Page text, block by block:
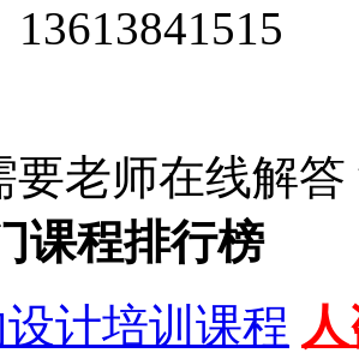
要老师在线解答
课程排行榜
计培训课程